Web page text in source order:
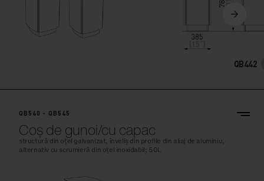
QB442
QB540 - QB545
Coș de gunoi/cu capac
structură din oțel galvanizat, înveliș din profile din aliaj de aluminiu,
alternativ cu scrumieră din oțel inoxidabil; 50L